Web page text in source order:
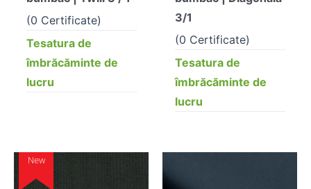
(0 Certificate)
Tesatura de
îmbrăcăminte de
lucru
3/1
(0 Certificate)
Tesatura de
îmbrăcăminte de
lucru
New